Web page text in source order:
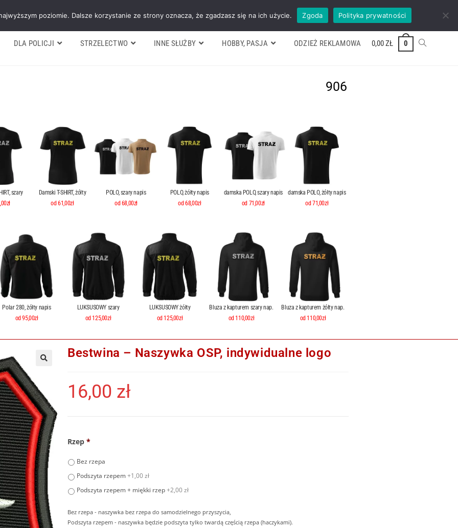
Formularz wyceny Kontakt ZADZWOŃ TEL. 600 352 938
DLA POLICJI STRZELECTWO INNE SŁUŻBY HOBBY, PASJA ODZIEŻ REKLAMOWA 0,00ZŁ 0
906
szary
Damski T-SHIRT, żółty
od 61,00zł
POLO, szary napis
od 68,00zł
POLO, żółty napis
od 68,00zł
damska POLO, szary napis
od 71,00zł
damska POLO, żółty napis
od 71,00zł
Polar 280, żółty napis
od 95,00zł
LUKSUSOWY szary
od 125,00zł
LUKSUSOWY żółty
od 125,00zł
Bluza z kapturem szary nap.
od 110,00zł
Bluza z kapturem żółty nap.
od 110,00zł
Bestwina – Naszywka OSP, indywidualne logo
16,00 zł
Rzep *
Bez rzepa
Podszyta rzepem+1,00 zł
Podszyta rzepem + miękki rzep+2,00 zł
Bez rzepa - naszywka bez rzepa do samodzielnego przyszycia,
Podszyta rzepem - naszywka będzie podszyta tylko twardą częścią rzepa (haczykami).
poziomie. Dalsze korzystanie ze strony oznacza, że zgadzasz się na ich użycie. Zgoda Polityka prywatności